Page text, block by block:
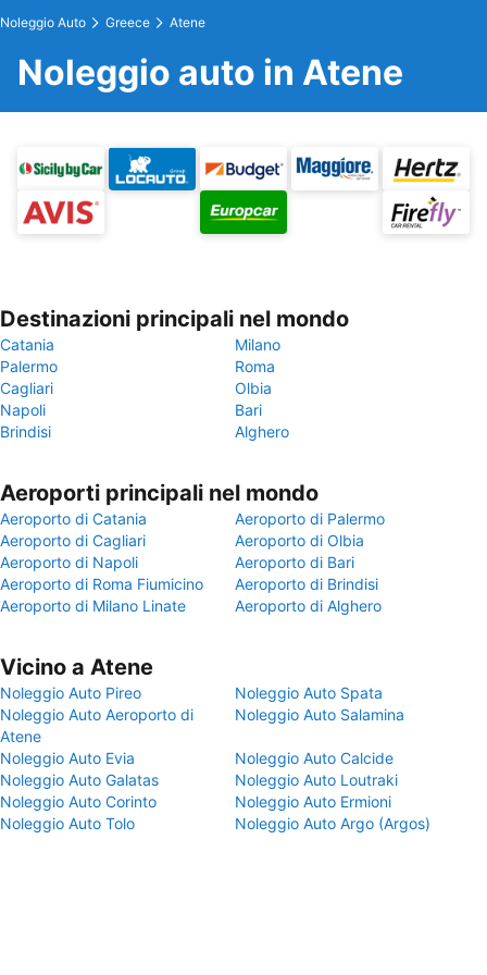
Noleggio Auto Greece Atene
Noleggio auto in Atene
Destinazioni principali nel mondo
Catania
Milano
Palermo
Roma
Cagliari
Olbia
Napoli
Bari
Brindisi
Alghero
Aeroporti principali nel mondo
Aeroporto di Catania
Aeroporto di Palermo
Aeroporto di Cagliari
Aeroporto di Olbia
Aeroporto di Napoli
Aeroporto di Bari
Aeroporto di Roma Fiumicino
Aeroporto di Brindisi
Aeroporto di Milano Linate
Aeroporto di Alghero
Vicino a Atene
Noleggio Auto Pireo
Noleggio Auto Spata
Noleggio Auto Aeroporto di
Atene
Noleggio Auto Salamina
Noleggio Auto Evia
Noleggio Auto Calcide
Noleggio Auto Galatas
Noleggio Auto Loutraki
Noleggio Auto Corinto
Noleggio Auto Ermioni
Noleggio Auto Tolo
Noleggio Auto Argo (Argos)